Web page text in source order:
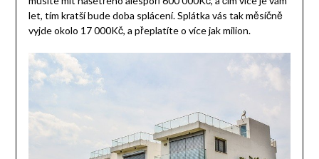
let, tím kratší bude doba splácení. Splátka vás tak měsíčně
vyjde okolo 17 000Kč, a přeplatíte o více jak milion.